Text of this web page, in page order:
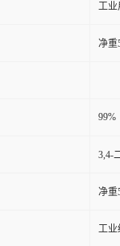
工业
净重
99%
3,4-
净重
工业